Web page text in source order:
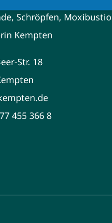
Schröpfen,
Kempten
Str. 18
455 366 8